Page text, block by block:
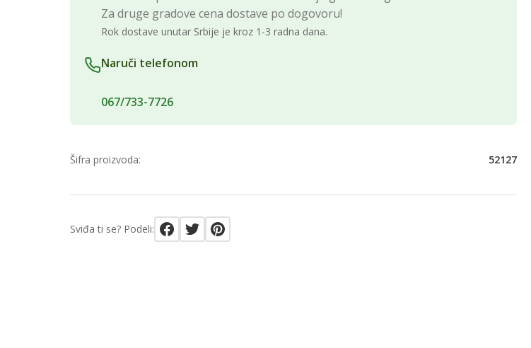
Za druge gradove cena dostave po dogovoru!
Rok dostave unutar Srbije je kroz 1-3 radna dana.
Naruči telefonom
067/733-7726
Šifra proizvoda: 52127
Sviđa ti se? Podeli: